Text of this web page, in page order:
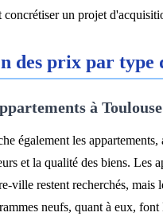
concrétiser un projet
des prix par type
à Toulouse
également les
et la qualité des biens. Les
ville restent recherchés, mais
neufs, quant à eux,